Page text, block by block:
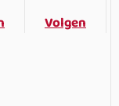
Volgen